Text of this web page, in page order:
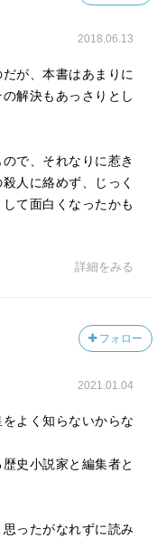
2018.06.13
が、本書はあまりに
解決もあっさりとし
で、それなりに惹き
人に絡めず、じっく
て面白くなったかも
詳細をみる
フォロー
2021.01.04
よく知らないからな
史小説家と編集者と
ったがなれずに読み